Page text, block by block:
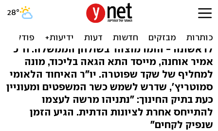
נתניהו מינה את אוחנה לשר
המשפטים, סמוטריץ' תוקף
לראשונה - הומו מוצהר בשולחן הממשלה: ח"כ
אמיר אוחנה, מייסד התא הגאה בליכוד, מונה
למחליף של שקד שפוטרה. יו"ר האיחוד הלאומי
סמוטריץ', שדרש לשמש כשר המשפטים ומעוניין
כעת בתיק החינוך: "נתניהו מרשה לעצמו
להתייחס אחרת לציונות הדתית. הגיע הזמן
שנפיק לקחים"